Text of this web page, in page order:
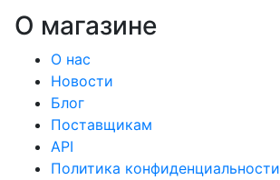
О магазине
О нас
Новости
Блог
Поставщикам
API
Политика конфиденциальности